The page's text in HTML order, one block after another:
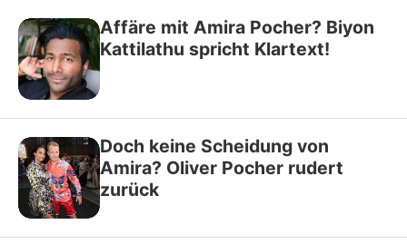
Affäre mit Amira Pocher? Biyon
Kattilathu spricht Klartext!
Doch keine Scheidung von
Amira? Oliver Pocher rudert
zurück